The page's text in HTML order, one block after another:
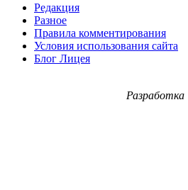
Редакция
Разное
Правила комментирования
Условия использования сайта
Блог Лицея
Разработка